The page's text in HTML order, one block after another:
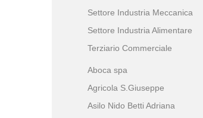
Settore Industria Meccanica
Settore Industria Alimentare
Terziario Commerciale
Aboca spa
Agricola S.Giuseppe
Asilo Nido Betti Adriana